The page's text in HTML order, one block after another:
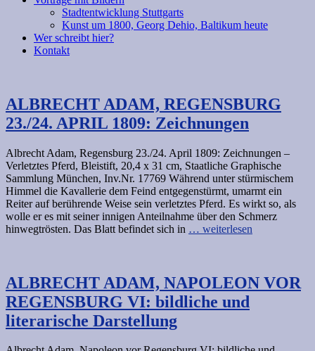
Stadtentwicklung Stuttgarts
Kunst um 1800, Georg Dehio, Baltikum heute
Wer schreibt hier?
Kontakt
ALBRECHT ADAM, REGENSBURG
23./24. APRIL 1809: Zeichnungen
Albrecht Adam, Regensburg 23./24. April 1809: Zeichnungen –
Verletztes Pferd, Bleistift, 20,4 x 31 cm, Staatliche Graphische
Sammlung München, Inv.Nr. 17769 Während unter stürmischem
Himmel die Kavallerie dem Feind entgegenstürmt, umarmt ein
Reiter auf berührende Weise sein verletztes Pferd. Es wirkt so, als
wolle er es mit seiner innigen Anteilnahme über den Schmerz
hinwegtrösten. Das Blatt befindet sich in … weiterlesen
ALBRECHT ADAM, NAPOLEON VOR
REGENSBURG VI: bildliche und
literarische Darstellung